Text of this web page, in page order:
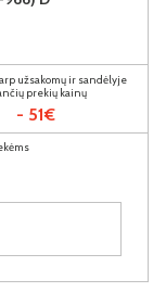
užsakomų ir sandėlyje
prekių kainų
- 51€